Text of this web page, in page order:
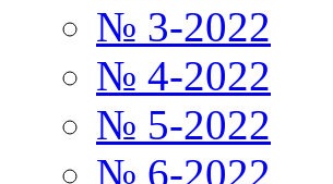
№ 3-2022
№ 4-2022
№ 5-2022
№ 6-2022